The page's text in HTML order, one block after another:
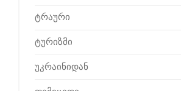
ტრაური
ტურიზმი
უკრაინიდან